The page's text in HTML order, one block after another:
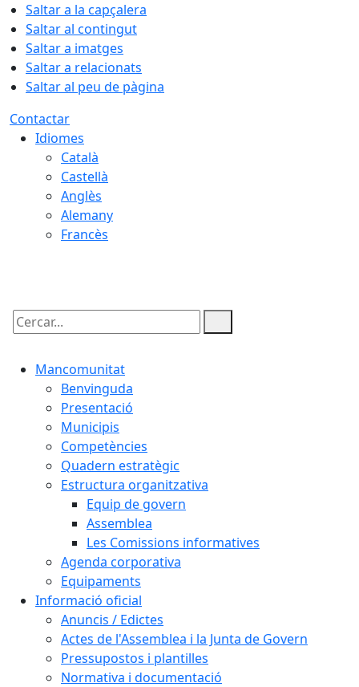
Saltar a la capçalera
Saltar al contingut
Saltar a imatges
Saltar a relacionats
Saltar al peu de pàgina
Contactar
Idiomes
Català
Castellà
Anglès
Alemany
Francès
Cercar:
Mancomunitat
Benvinguda
Presentació
Municipis
Competències
Quadern estratègic
Estructura organitzativa
Equip de govern
Assemblea
Les Comissions informatives
Agenda corporativa
Equipaments
Informació oficial
Anuncis / Edictes
Actes de l'Assemblea i la Junta de Govern
Pressupostos i plantilles
Normativa i documentació